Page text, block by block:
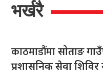
भर्खरै
काठमाडौंमासोताङ
प्रशासनिक सेवा